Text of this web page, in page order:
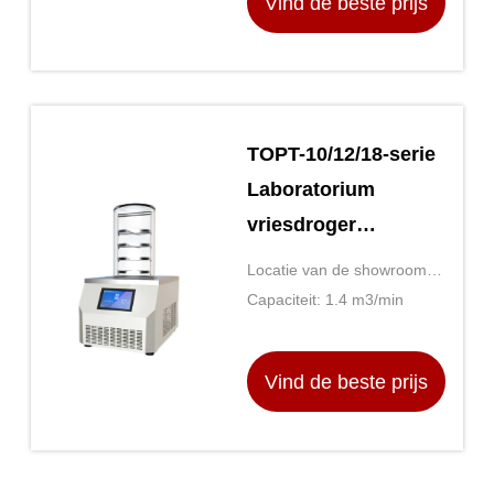
TOPT-10/12/18-serie
Laboratorium
vriesdroger
Hoogtemperatuur-
en drukcontrole
Locatie van de showroom:
Geen
Capaciteit: 1.4 m3/min
Vind de beste prijs